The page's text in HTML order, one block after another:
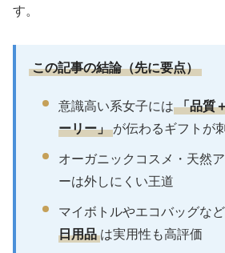
す。
この記事の結論（先に要点）
意識高い系女子には「品質
ーリー」 が伝わるギフトが
オーガニックコスメ・天然
ーは外しにくい王道
マイボトルやエコバッグなど
日用品 は実用性も高評価